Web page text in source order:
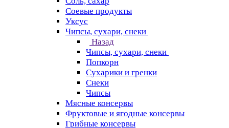
Соевые продукты
Уксус
Чипсы, сухари, снеки
Назад
Чипсы, сухари, снеки
Попкорн
Сухарики и гренки
Снеки
Чипсы
Мясные консервы
Фруктовые и ягодные консервы
Грибные консервы